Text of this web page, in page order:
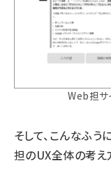
Web担サ
そして、こんなふ
担のUX全体の考え